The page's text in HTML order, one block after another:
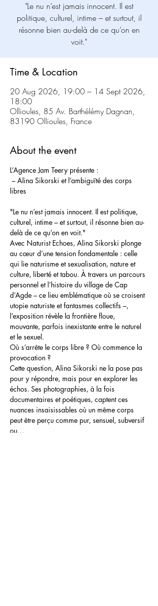
"Le nu n’est jamais innocent. Il est
politique, culturel, intime – et surtout, il
résonne bien au-delà de ce qu’on en
voit."
Time & Location
20 Aug 2026, 19:00 – 14 Sept 2026,
18:00
Ollioules, 85 Av. Barthélémy Dagnan,
83190 Ollioules, France
About the event
L’Agence Jam Teery présente :
libres
"Le nu n’est jamais innocent. Il est politique,
culturel, intime – et surtout, il résonne bien au-
delà de ce qu’on en voit."
Avec Naturist Echoes, Alina Sikorski plonge
au cœur d’une tension fondamentale : celle
qui lie naturisme et sexualisation, nature et
culture, liberté et tabou. À travers un parcours
personnel et l’histoire du village de Cap
d’Agde – ce lieu emblématique où se croisent
utopie naturiste et fantasmes collectifs –,
l’exposition révèle la frontière floue,
mouvante, parfois inexistante entre le naturel
et le sexuel.
Où s’arrête le corps libre ? Où commence la
provocation ?
Cette question, Alina Sikorski ne la pose pas
pour y répondre, mais pour en explorer les
échos. Ses photographies, à la fois
documentaires et poétiques, captent ces
nuances insaisissables où un même corps
peut être perçu comme pur, sensuel, subversif
ou…